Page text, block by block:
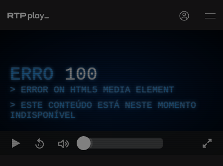
ERRO 100
ERROR ON HTML5 MEDIA ELEMENT
ESTE CONTEÚDO ESTÁ NESTE MOMENTO
INDISPONÍVEL